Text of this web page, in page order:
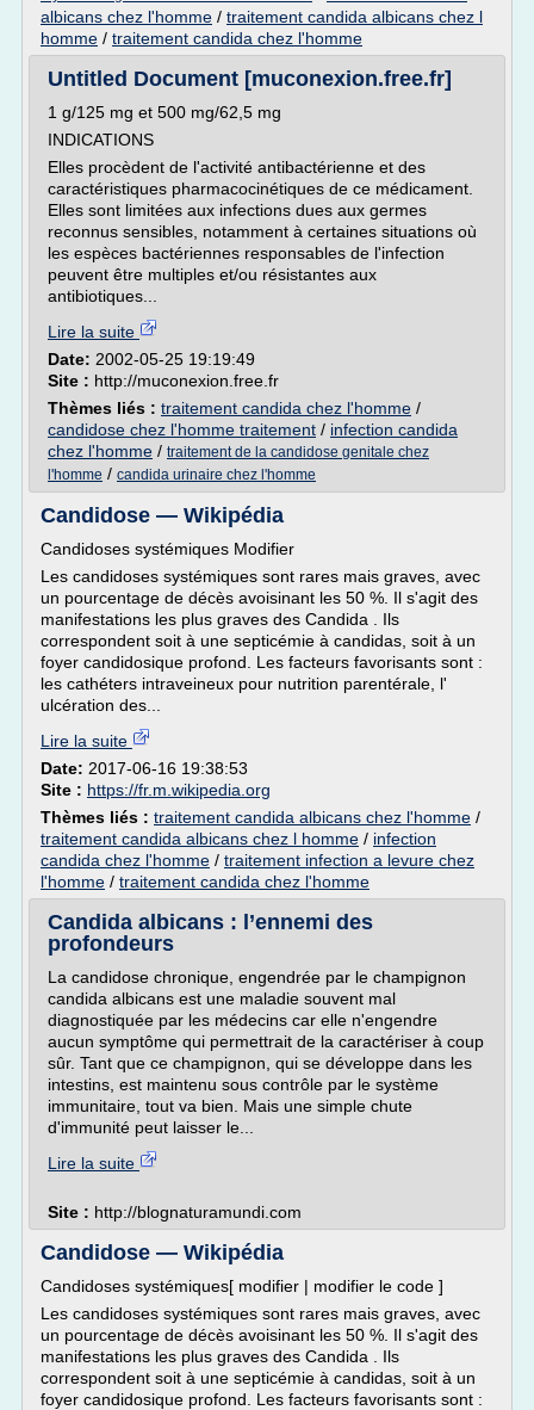
albicans chez l'homme / traitement candida albicans chez l
homme / traitement candida chez l'homme
Untitled Document [muconexion.free.fr]
1 g/125 mg et 500 mg/62,5 mg
INDICATIONS
Elles procèdent de l'activité antibactérienne et des
caractéristiques pharmacocinétiques de ce médicament.
Elles sont limitées aux infections dues aux germes
reconnus sensibles, notamment à certaines situations où
les espèces bactériennes responsables de l'infection
peuvent être multiples et/ou résistantes aux
antibiotiques...
Lire la suite
Date: 2002-05-25 19:19:49
Site : http://muconexion.free.fr
Thèmes liés : traitement candida chez l'homme /
candidose chez l'homme traitement / infection candida
chez l'homme / traitement de la candidose genitale chez
l'homme / candida urinaire chez l'homme
Candidose — Wikipédia
Candidoses systémiques Modifier
Les candidoses systémiques sont rares mais graves, avec
un pourcentage de décès avoisinant les 50 %. Il s'agit des
manifestations les plus graves des Candida . Ils
correspondent soit à une septicémie à candidas, soit à un
foyer candidosique profond. Les facteurs favorisants sont :
les cathéters intraveineux pour nutrition parentérale, l'
ulcération des...
Lire la suite
Date: 2017-06-16 19:38:53
Site : https://fr.m.wikipedia.org
Thèmes liés : traitement candida albicans chez l'homme /
traitement candida albicans chez l homme / infection
candida chez l'homme / traitement infection a levure chez
l'homme / traitement candida chez l'homme
Candida albicans : l’ennemi des
profondeurs
La candidose chronique, engendrée par le champignon
candida albicans est une maladie souvent mal
diagnostiquée par les médecins car elle n'engendre
aucun symptôme qui permettrait de la caractériser à coup
sûr. Tant que ce champignon, qui se développe dans les
intestins, est maintenu sous contrôle par le système
immunitaire, tout va bien. Mais une simple chute
d'immunité peut laisser le...
Lire la suite
Site : http://blognaturamundi.com
Candidose — Wikipédia
Candidoses systémiques[ modifier | modifier le code ]
Les candidoses systémiques sont rares mais graves, avec
un pourcentage de décès avoisinant les 50 %. Il s'agit des
manifestations les plus graves des Candida . Ils
correspondent soit à une septicémie à candidas, soit à un
foyer candidosique profond. Les facteurs favorisants sont :